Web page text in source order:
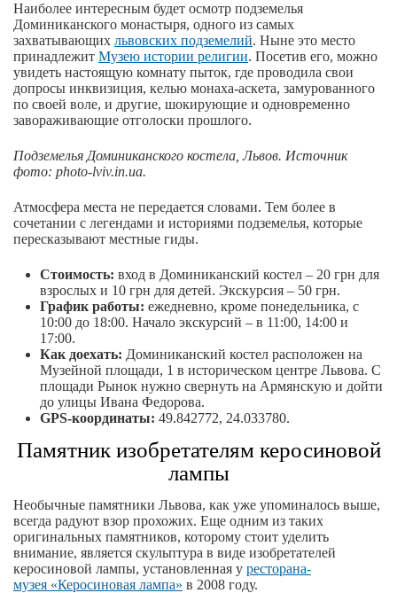
Наиболее интересным будет осмотр подземелья
Доминиканского монастыря, одного из самых
захватывающих львовских подземелий. Ныне это место
принадлежит Музею истории религии. Посетив его, можно
увидеть настоящую комнату пыток, где проводила свои
допросы инквизиция, келью монаха-аскета, замурованного
по своей воле, и другие, шокирующие и одновременно
завораживающие отголоски прошлого.
Подземелья Доминиканского костела, Львов. Источник
фото: photo-lviv.in.ua.
Атмосфера места не передается словами. Тем более в
сочетании с легендами и историями подземелья, которые
пересказывают местные гиды.
Стоимость: вход в Доминиканский костел – 20 грн для
взрослых и 10 грн для детей. Экскурсия – 50 грн.
График работы: ежедневно, кроме понедельника, с
10:00 до 18:00. Начало экскурсий – в 11:00, 14:00 и
17:00.
Как доехать: Доминиканский костел расположен на
Музейной площади, 1 в историческом центре Львова. С
площади Рынок нужно свернуть на Армянскую и дойти
до улицы Ивана Федорова.
GPS-координаты: 49.842772, 24.033780.
Памятник изобретателям керосиновой
лампы
Необычные памятники Львова, как уже упоминалось выше,
всегда радуют взор прохожих. Еще одним из таких
оригинальных памятников, которому стоит уделить
внимание, является скульптура в виде изобретателей
керосиновой лампы, установленная у ресторана-
музея «Керосиновая лампа» в 2008 году.